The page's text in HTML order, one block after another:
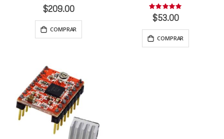
0%
$209.00
COMPRAR
Rating:
0%
$53.00
COMPRAR